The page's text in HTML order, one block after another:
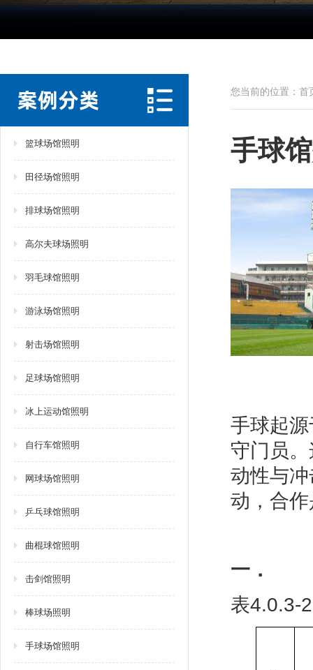
篮球场馆照明
田径场馆照明
排球场馆照明
高尔夫球场照明
羽毛球馆照明
游泳场馆照明
射击场馆照明
足球场馆照明
冰上运动馆照明
自行车馆照明
网球场馆照明
乒乓球馆照明
曲棍球馆照明
击剑馆照明
棒球场照明
手球场馆照明
您当前的位置： 首
手球
手球起
守门员
动性与
动，合
一．
表